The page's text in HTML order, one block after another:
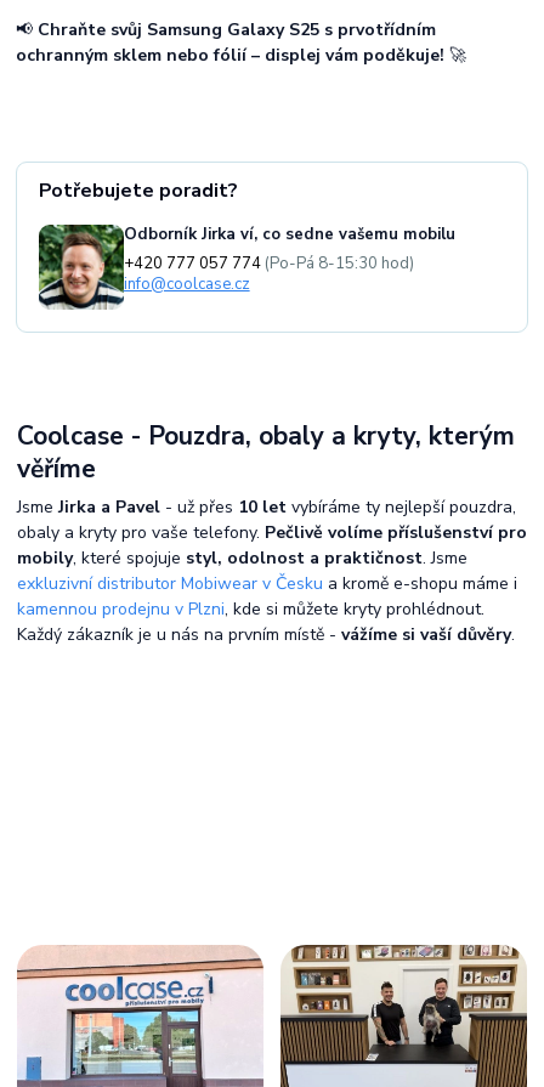
Potřebujete poradit?
Odborník Jirka ví, co sedne vašemu mobilu
+420 777 057 774 (Po-Pá 8-15:30 hod)
info@coolcase.cz
📢 Chraňte svůj Samsung Galaxy S25 s prvotřídním
ochranným sklem nebo fólií – displej vám poděkuje! 🚀
Coolcase - Pouzdra, obaly a kryty, kterým
věříme
JsmeJirka a Pavel - už přes 10 let vybíráme ty nejlepší pouzdra,
obaly a kryty pro vaše telefony. Pečlivě volíme příslušenství pro
mobily, které spojuje styl, odolnost a praktičnost. Jsme
exkluzivní distributor Mobiwear v Česku a kromě e-shopu máme i
kamennou prodejnu v Plzni, kde si můžete kryty prohlédnout.
Každý zákazník je u nás na prvním místě - vážíme si vaší důvěry.